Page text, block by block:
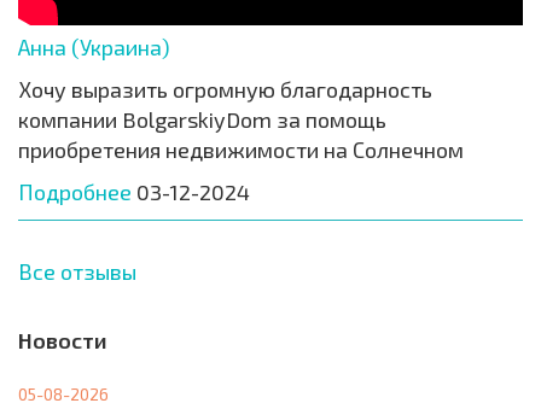
Анна (Украина)
Хочу выразить огромную благодарность
компании BolgarskiyDom за помощь
приобретения недвижимости на Солнечном
Подробнее 03-12-2024
Все отзывы
Новости
05-08-2026